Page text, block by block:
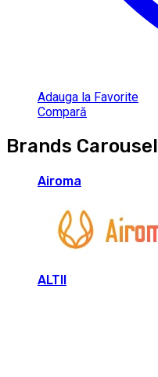
Adauga la Favorite
Compară
Brands Carousel
Airoma
ALTII